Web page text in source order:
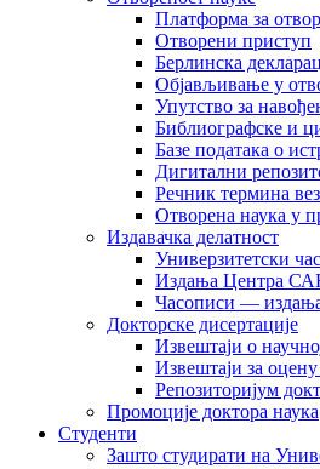
Платформа за
Отворени приступ
Берлинска
Објављивање у
Упутство за
Библиографске и
Базе података о
Дигитални
Рeчник термина
Отворена наука у
Издавачка делатност
Универзитетски
Издања Центра
Часописи —
Докторске дисертације
Извештаји о
Извештаји за
Репозиторијум
Промоције доктора наука
Студенти
Зашто студирати на